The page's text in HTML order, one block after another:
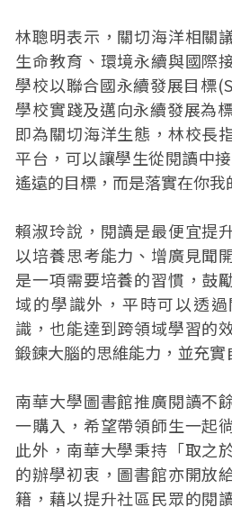
林聰明表示，關切海洋相關
生命教育、環境永續與國際
學校以聯合國永續發展目標
學校實踐及邁向永續發展為
即為關切海洋生態，林校長
平台，可以讓學生從閱讀中
遙遠的目標，而是落實在你我
賴淑玲說，閱讀是最便宜提
以培養思考能力、增廣見聞
是一項需要培養的習慣，鼓
域的學識外，平時可以透
識，也能達到跨領域學習的
鍛鍊大腦的思維能力，並充實
南華大學圖書館推廣閱讀不
一購入，希望帶領師生一起
此外，南華大學秉持「取之
的辦學初衷，圖書館亦開放
籍，藉以提升社區民眾的閱